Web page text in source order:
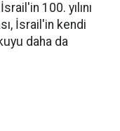
100. yılını
İsrail'in kendi
daha da